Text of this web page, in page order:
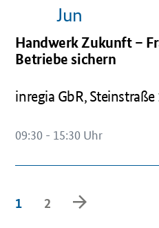
Jun
Handwerk Zukunft –
Betriebe sichern
inregia GbR,
09:30 - 15:30 Uhr
1 2
Vorwärts